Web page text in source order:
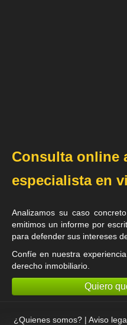
Consulta online
especialista en
Analizamos su caso
emitimos un informe por
para defender sus intereses
Confíe en nuestra
derecho inmobiliario
Quiero
¿Quienes somos?| Aviso